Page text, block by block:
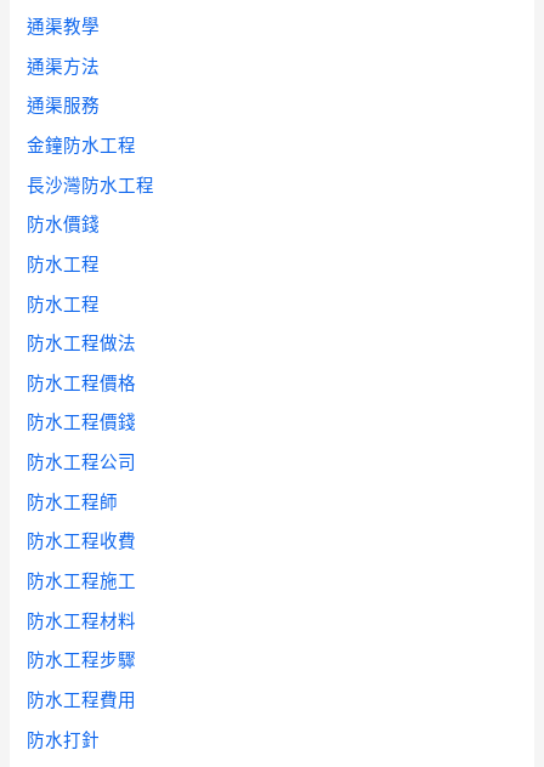
通渠教學
通渠方法
通渠服務
金鐘防水工程
長沙灣防水工程
防水價錢
防水工程
防水工程
防水工程做法
防水工程價格
防水工程價錢
防水工程公司
防水工程師
防水工程收費
防水工程施工
防水工程材料
防水工程步驟
防水工程費用
防水打針